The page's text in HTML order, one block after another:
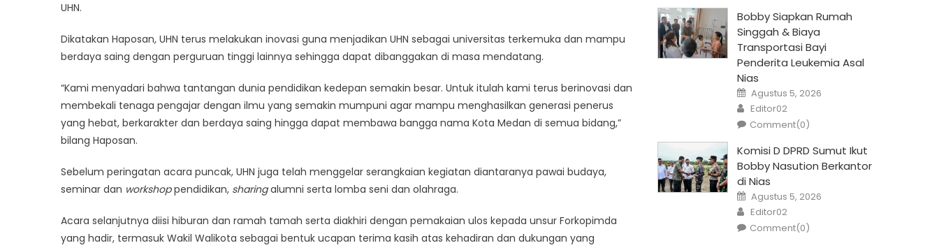
UHN.
Dikatakan Haposan, UHN terus melakukan inovasi guna menjadikan UHN sebagai universitas terkemuka dan mampu
berdaya saing dengan perguruan tinggi lainnya sehingga dapat dibanggakan di masa mendatang.
“Kami menyadari bahwa tantangan dunia pendidikan kedepan semakin besar. Untuk itulah kami terus berinovasi dan
membekali tenaga pengajar dengan ilmu yang semakin mumpuni agar mampu menghasilkan generasi penerus
yang hebat, berkarakter dan berdaya saing hingga dapat membawa bangga nama Kota Medan di semua bidang,”
bilang Haposan.
Sebelum peringatan acara puncak, UHN juga telah menggelar serangkaian kegiatan diantaranya pawai budaya,
seminar dan workshoppendidikan, sharingalumni serta lomba seni dan olahraga.
Acara selanjutnya diisi hiburan dan ramah tamah serta diakhiri dengan pemakaian ulos kepada unsur Forkopimda
yang hadir, termasuk Wakil Walikota sebagai bentuk ucapan terima kasih atas kehadiran dan dukungan yang
Bobby Siapkan Rumah
Singgah & Biaya
Transportasi Bayi
Penderita Leukemia Asal
Nias
Posted
on
Agustus 5, 2026
Author
Editor02
Comment(0)
Komisi D DPRD Sumut Ikut
Bobby Nasution Berkantor
di Nias
Posted
on
Agustus 5, 2026
Author
Editor02
Comment(0)